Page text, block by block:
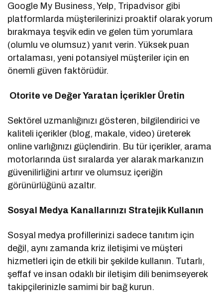
Google My Business, Yelp, Tripadvisor gibi
platformlarda müşterilerinizi proaktif olarak yorum
bırakmaya teşvik edin ve gelen tüm yorumlara
(olumlu ve olumsuz) yanıt verin. Yüksek puan
ortalaması, yeni potansiyel müşteriler için en
önemli güven faktörüdür.
Otorite ve Değer Yaratan İçerikler Üretin
Sektörel uzmanlığınızı gösteren, bilgilendirici ve
kaliteli içerikler (blog, makale, video) üreterek
online varlığınızı güçlendirin. Bu tür içerikler, arama
motorlarında üst sıralarda yer alarak markanızın
güvenilirliğini artırır ve olumsuz içeriğin
görünürlüğünü azaltır.
Sosyal Medya Kanallarınızı Stratejik Kullanın
Sosyal medya profillerinizi sadece tanıtım için
değil, aynı zamanda kriz iletişimi ve müşteri
hizmetleri için de etkili bir şekilde kullanın. Tutarlı,
şeffaf ve insan odaklı bir iletişim dili benimseyerek
takipçilerinizle samimi bir bağ kurun.